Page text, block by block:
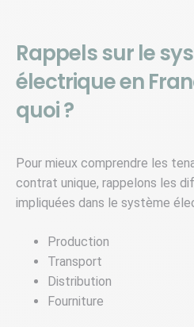
Rappels sur le
électrique en
quoi ?
Pour mieux comprendre les
contrat unique, rappelons les
impliquées dans le système
Production
Transport
Distribution
Fourniture